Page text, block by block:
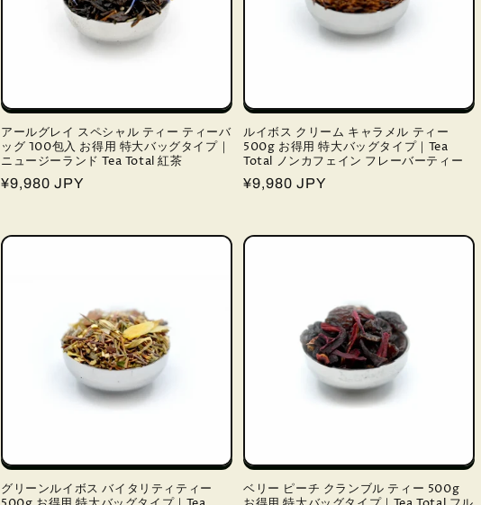
アールグレイ スペシャル ティー ティーバ
ッグ 100包入 お得用 特大バッグタイプ｜
ニュージーランド Tea Total 紅茶
通
格
¥9,980 JPY
ルイボス クリーム キャラメル ティー
500g お得用 特大バッグタイプ｜Tea
Total ノンカフェイン フレーバーティー
通
格
¥9,980 JPY
グリーンルイボス バイタリティティー
ベリー ピーチ クランブル ティー 500g